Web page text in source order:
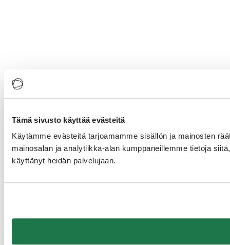
Tämä sivusto käyttää evästeitä
Käytämme evästeitä tarjoamamme sisällön ja mainosten
mainosalan ja analytiikka-alan kumppaneillemme tietoja
käyttänyt heidän palvelujaan.